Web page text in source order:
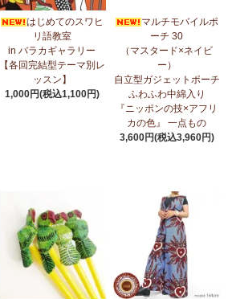
ール新入荷！ ～腰や首に巻いてアレンジ
・アート～マサイの作品 新入荷！
・アート～Sサイズの作品 新入荷！作家
ーでご紹介します
ンザニアより完全限定入荷！
】3個で10％OFF！タンザニア産カシュー
塩＞～こだわりの大粒 香り高くコク深い
ーチ新入荷！『ニッポンの技×アフリカ
はじめてのスワヒ
リ語教室
in バラカギャラリー
【各回完結型テーマ別レ
ッスン】
1,000円(税込1,100円)
マルチモバイルポ
ーチ 30
（マスタード×ネイビ
ー）
自立型ガジェットポーチ
ふわふわ中綿入り
『ニッポンの技×アフリ
カの色』 一点もの
3,600円(税込3,960円)